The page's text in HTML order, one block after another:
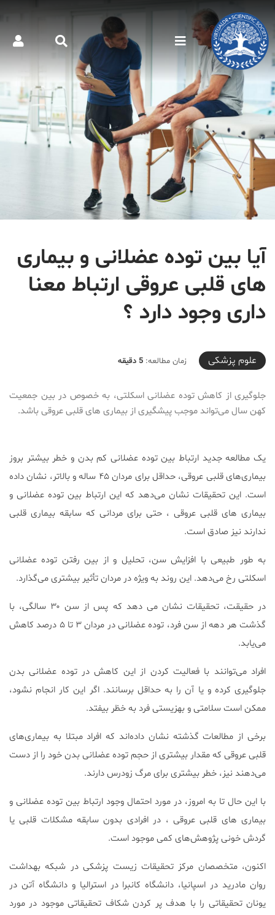
آیا بین توده عضلانی و بیماری‌
های قلبی عروقی ارتباط معنا
داری وجود دارد ؟
2019-11-14T20:58:13+03:30
علوم پزشكی زمان مطالعه: 5 دقیقه
جلوگیری از کاهش توده عضلانی اسکلتی، به خصوص در بین جمعیت
کهن سال می‌تواند موجب پیشگیری از بیماری های قلبی عروقی باشد.
یک مطالعه جدید ارتباط بین توده عضلانی کم بدن و خطر بیشتر بروز
بیماری‌های قلبی عروقی، حداقل برای مردان ۴۵ ساله و بالاتر، نشان داده
است. این تحقیقات نشان می‌دهد که این ارتباط بین توده عضلانی و
بیماری‌ های قلبی عروقی ، حتی برای مردانی که سابقه بیماری قلبی
ندارند نیز صادق است.
به طور طبیعی با افزایش سن، تحلیل و از بین رفتن توده عضلانی
اسکلتی رخ می‌دهد. این روند به ویژه در مردان تأثیر بیشتری می‌گذارد.
در حقیقت، تحقیقات نشان می دهد که پس از سن ۳۰ سالگی، با
گذشت هر دهه از سن فرد، توده عضلانی در مردان ۳ تا ۵ درصد کاهش
می‌یابد.
افراد می‌توانند با فعالیت کردن از این کاهش در توده عضلانی بدن
جلوگیری کرده و یا آن را به حداقل برسانند. اگر این کار انجام نشود،
ممکن است سلامتی و بهزیستی فرد به خظر بیفتد.
برخی از مطالعات گذشته نشان داده‌اند که افراد مبتلا به بیماری‌های
قلبی عروقی که مقدار بیشتری از حجم توده عضلانی بدن خود را از دست
می‌دهند نیز، خطر بیشتری برای مرگ زودرس دارند.
با این حال تا به امروز، در مورد احتمال وجود ارتباط بین توده عضلانی و
بیماری‌ های قلبی عروقی ، در افرادی بدون سابقه مشکلات قلبی یا
گردش خونی پژوهش‌های کمی موجود است.
اکنون، متخصصان مرکز تحقیقات زیست پزشکی در شبکه بهداشت
روان مادرید در اسپانیا، دانشگاه کانبرا در استرالیا و دانشگاه آتن در
یونان تحقیقاتی را با هدف پر کردن شکاف تحقیقاتی موجود در مورد